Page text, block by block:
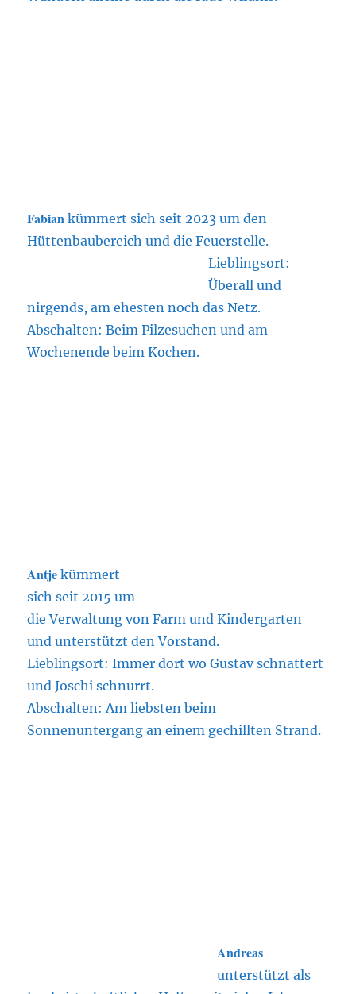
Fabian kümmert sich seit 2023 um den
Hüttenbaubereich und die Feuerstelle.
Lieblingsort:
Überall und
nirgends, am ehesten noch das Netz.
Abschalten: Beim Pilzesuchen und am
Wochenende beim Kochen.
Antje kümmert
sich seit 2015 um
die Verwaltung von Farm und Kindergarten
und unterstützt den Vorstand.
Lieblingsort: Immer dort wo Gustav schnattert
und Joschi schnurrt.
Abschalten: Am liebsten beim
Sonnenuntergang an einem gechillten Strand.
Andreas
unterstützt als